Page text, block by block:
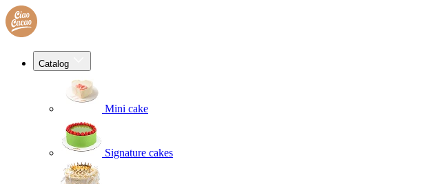
Catalog
Mini cake
Signature cakes